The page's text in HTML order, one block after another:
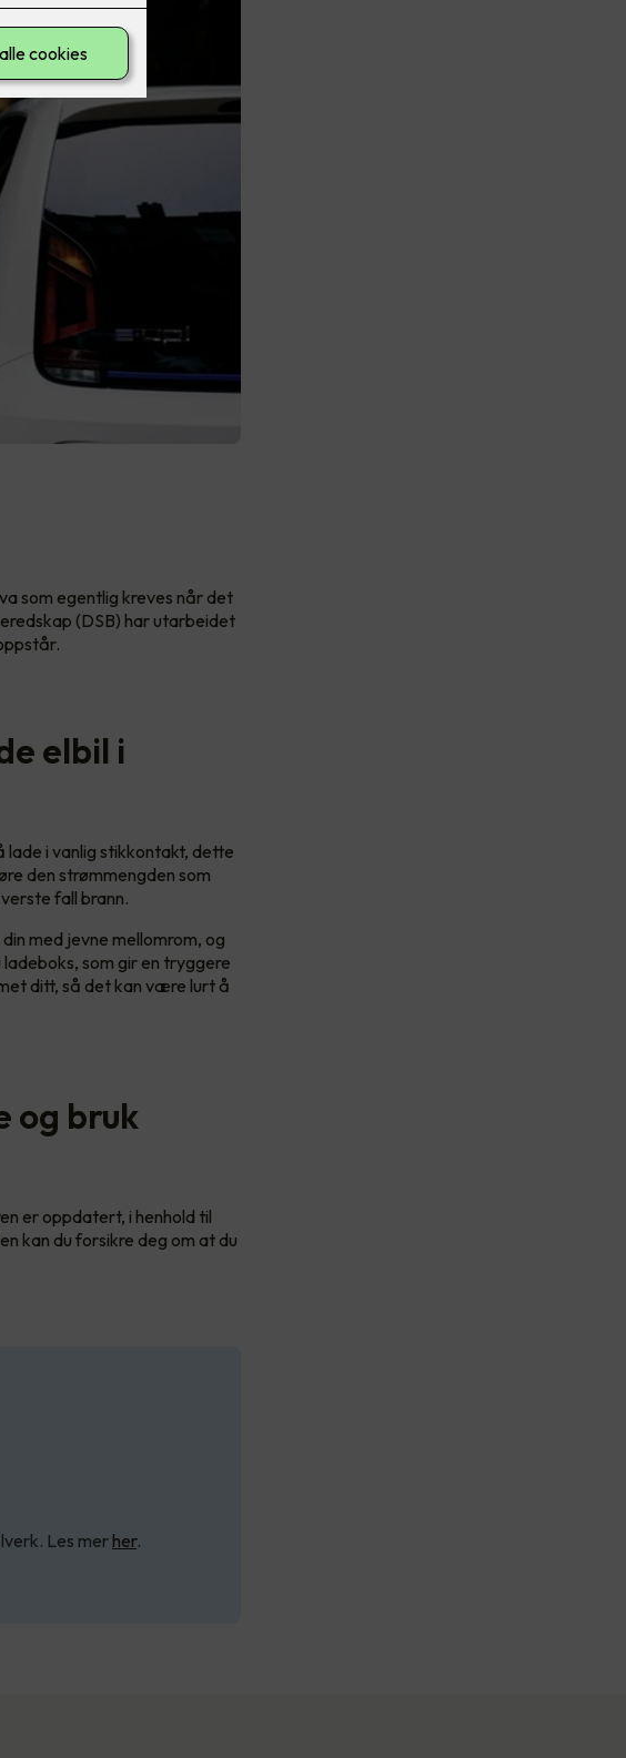
som egentlig kreves når det
(DSB) har utarbeidet
elbil i
lade i vanlig stikkontakt, dette
den strømmengden som
fall brann.
med jevne mellomrom, og
som gir en tryggere
ditt, så det kan være lurt å
og bruk
er oppdatert, i henhold til
kan du forsikre deg om at du
Les mer her.